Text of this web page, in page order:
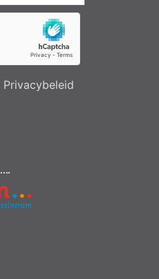
Privacybeleid